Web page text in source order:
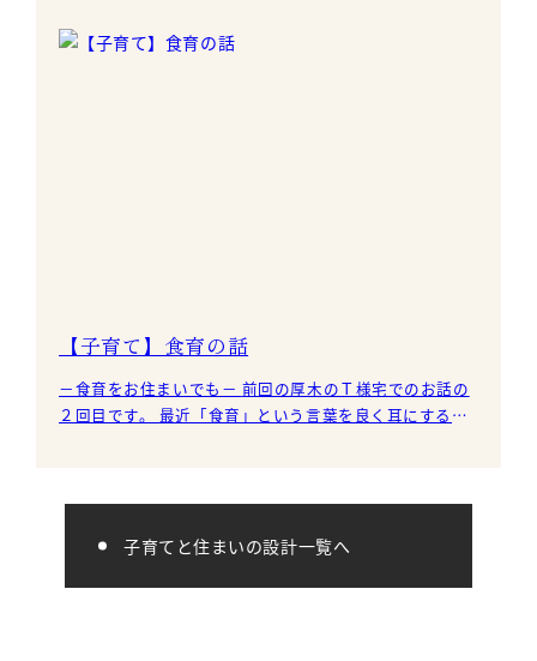
【子育て】食育の話
－食育をお住まいでも－ 前回の厚木のＴ様宅でのお話の
２回目です。 最近「食育」という言葉を良く耳にするよ
子育てと住まいの設計一覧へ